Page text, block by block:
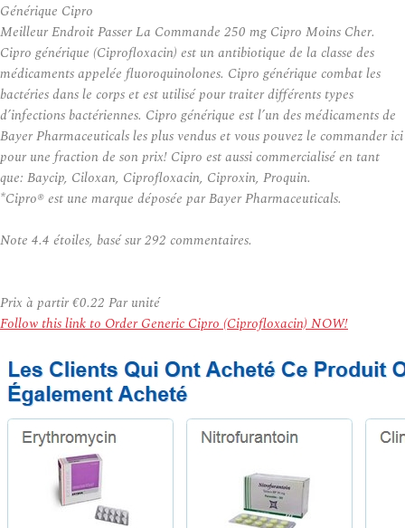
Générique Cipro
Meilleur Endroit Passer La Commande 250 mg Cipro Moins Cher.
Cipro générique (Ciprofloxacin) est un antibiotique de la classe des
médicaments appelée fluoroquinolones. Cipro générique combat les
bactéries dans le corps et est utilisé pour traiter différents types
d’infections bactériennes. Cipro générique est l’un des médicaments de
Bayer Pharmaceuticals les plus vendus et vous pouvez le commander ici
pour une fraction de son prix! Cipro est aussi commercialisé en tant
que: Baycip, Ciloxan, Ciprofloxacin, Ciproxin, Proquin.
*Cipro® est une marque déposée par Bayer Pharmaceuticals.
Note 4.4 étoiles, basé sur292 commentaires.
Prix à partir€0.22 Par unité
Follow this link to Order Generic Cipro (Ciprofloxacin) NOW!